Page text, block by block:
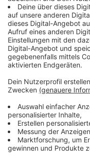
überraschend ist
Produktion oder im
Die größten Vorteile
Risiko sinkt, sich mit
Mitarbeitende
Familie und Beruf
Anzeige